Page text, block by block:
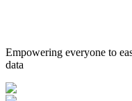
Empowering everyone to
data